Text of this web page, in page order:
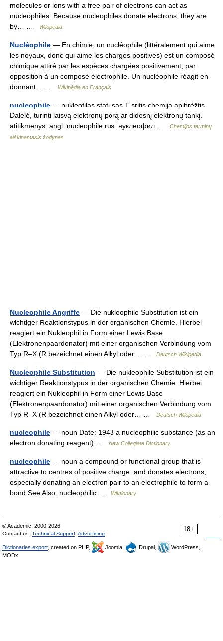
molecules or ions with a free pair of electrons can act as
nucleophiles. Because nucleophiles donate electrons, they are
by… …
Wikipedia
Nucléophile — En chimie, un nucléophile (littéralement qui aime
les noyaux, donc qui aime les charges positives) est un composé
chimique attiré par les espèces chargées positivement, par
opposition à un composé électrophile. Un nucléophile réagit en
donnant… …
Wikipédia en Français
nucleophile — nukleofilas statusas T sritis chemija apibrėžtis
Dalelė, turinti laisvą elektronų porą ar didesnį elektronų tankį.
atitikmenys: angl. nucleophile rus. нуклеофил …
Chemijos terminų
aiškinamasis žodynas
Nucleophile Angriffe — Die nukleophile Substitution ist ein
wichtiger Reaktionstypus in der organischen Chemie. Hierbei
reagiert ein Nukleophil in Form einer Lewis Base
(Elektronenpaardonator) mit einer organischen Verbindung vom
Typ R–X (R bezeichnet einen Alkyl oder… …
Deutsch Wikipedia
Nucleophile Substitution — Die nukleophile Substitution ist ein
wichtiger Reaktionstypus in der organischen Chemie. Hierbei
reagiert ein Nukleophil in Form einer Lewis Base
(Elektronenpaardonator) mit einer organischen Verbindung vom
Typ R–X (R bezeichnet einen Alkyl oder… …
Deutsch Wikipedia
nucleophile — noun Date: 1943 a nucleophilic substance (as an
electron donating reagent) …
New Collegiate Dictionary
nucleophile — noun a compound or functional group that is
attractive to centres of positive charge, and donates electrons,
especially donating an electron pair to an electrophile to form a
bond See Also: nucleophilic …
Wiktionary
18+
© Academic, 2000-2026
Contact us: Technical Support Advertising
Dictionaries export , created on PHP, Joomla, Drupal,
WordPress,
MODx.